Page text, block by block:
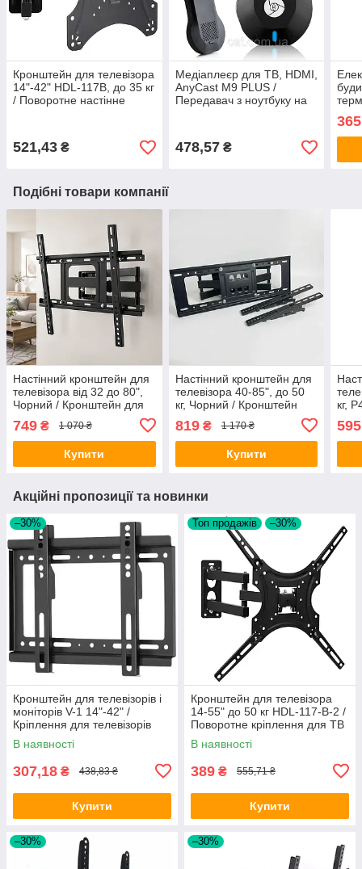
Кронштейн для телевізора
14"-42" HDL-117B, до 35 кг
/ Поворотне настінне
521,43 ₴
Медіаплеєр для ТВ, HDMI,
AnyCast M9 PLUS /
Передавач з ноутбуку на
478,57₴
365
Подібні товари компанії
Настінний кронштейн для
телевізора від 32 до 80",
Чорний / Кронштейн для
телевізора / Тримач на
стіну для ТВ
749 ₴ 1 070 ₴
Купити
Настінний кронштейн для
телевізора 40-85", до 50
кг, Чорний / Кронштейн
Кріплення для телевізора
819₴ 1 170 ₴
Купити
кг,
595
Акційні пропозиції та новинки
–30%
Кронштейн для телевізорів і
моніторів V-1 14"-42" /
Кріплення для телевізорів
В наявності
307,18 ₴ 438,83 ₴
Купити
Топ продажів –30%
Кронштейн для телевізора
14-55" до 50 кг HDL-117-B-2 /
Поворотне кріплення для ТВ
В наявності
389 ₴ 555,71 ₴
Купити
–30% –30%